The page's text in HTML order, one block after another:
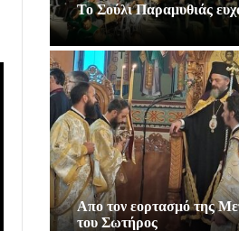
Το Σούλι Παραμυθιάς
Απο τον εορτασμό της
του Σωτήρος